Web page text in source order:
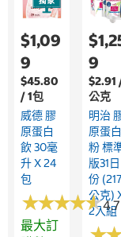
$1,09
9
$45.80
/ 1包
威德 膠
原蛋白
飲 30毫
升 X 24
包
★★★★★
★★★★★
最大訂
9
$2.91
公克
明治
原蛋白
粉 標
版31日
份 (217
公克)
2入組